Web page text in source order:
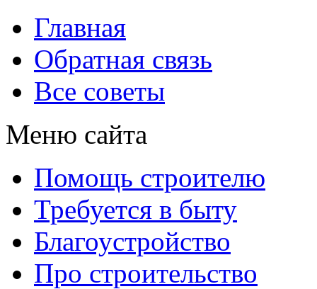
Главная
Обратная связь
Все советы
Меню сайта
Помощь строителю
Требуется в быту
Благоустройство
Про строительство